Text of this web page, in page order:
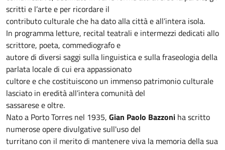
scritti e l’arte e per ricordare il
contributo culturale che ha dato alla città e all’intera isola.
In programma letture, recital teatrali e intermezzi dedicati allo
scrittore, poeta, commediografo e
autore di diversi saggi sulla linguistica e sulla fraseologia della
parlata locale di cui era appassionato
cultore e che costituiscono un immenso patrimonio culturale
lasciato in eredità all’intera comunità del
sassarese e oltre.
Nato a Porto Torres nel 1935, Gian Paolo Bazzoni ha scritto
numerose opere divulgative sull'uso del
turritano con il merito di mantenere viva la memoria della sua